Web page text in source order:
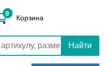
Найти
0 Корзина